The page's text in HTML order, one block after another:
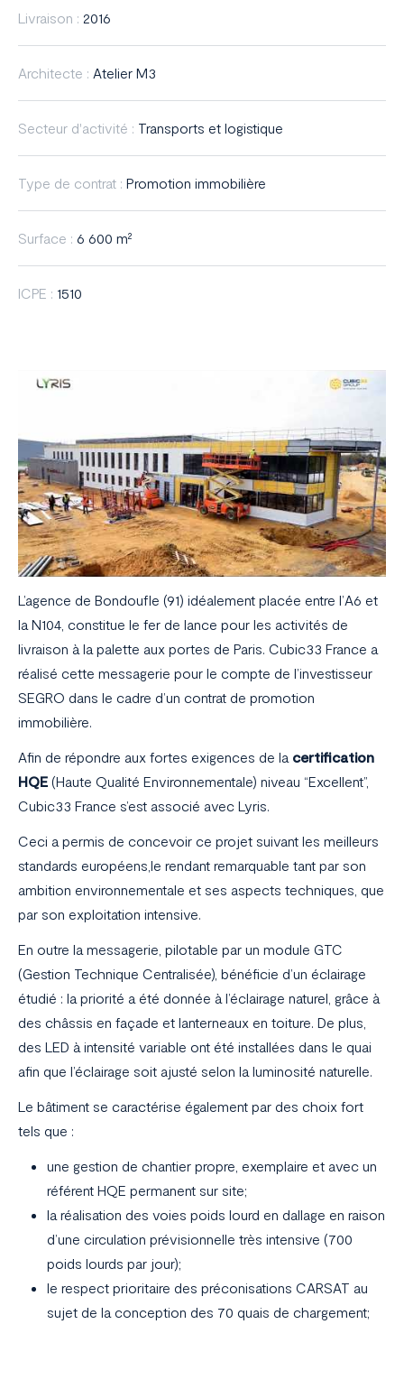
Livraison : 2016
Architecte : Atelier M3
Secteur d'activité : Transports et logistique
Type de contrat : Promotion immobilière
Surface : 6 600 m²
ICPE : 1510
L’agence de Bondoufle (91) idéalement placée entre l’A6 et
la N104, constitue le fer de lance pour les activités de
livraison à la palette aux portes de Paris. Cubic33 France a
réalisé cette messagerie pour le compte de l’investisseur
SEGRO dans le cadre d’un contrat de promotion
immobilière.
Afin de répondre aux fortes exigences de la certification
HQE (Haute Qualité Environnementale) niveau “Excellent”,
Cubic33 France s’est associé avec Lyris.
Ceci a permis de concevoir ce projet suivant les meilleurs
standards européens,le rendant remarquable tant par son
ambition environnementale et ses aspects techniques, que
par son exploitation intensive.
En outre la messagerie, pilotable par un module GTC
(Gestion Technique Centralisée), bénéficie d’un éclairage
étudié : la priorité a été donnée à l’éclairage naturel, grâce à
des châssis en façade et lanterneaux en toiture. De plus,
des LED à intensité variable ont été installées dans le quai
afin que l’éclairage soit ajusté selon la luminosité naturelle.
Le bâtiment se caractérise également par des choix fort
tels que :
une gestion de chantier propre, exemplaire et avec un
référent HQE permanent sur site;
la réalisation des voies poids lourd en dallage en raison
d’une circulation prévisionnelle très intensive (700
poids lourds par jour);
le respect prioritaire des préconisations CARSAT au
sujet de la conception des 70 quais de chargement;